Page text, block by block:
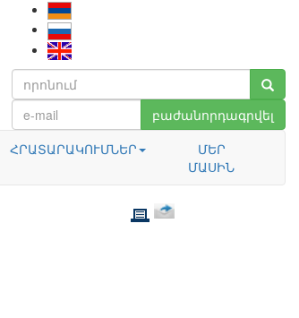
բաժանորդագրվել
ՀՐԱՏԱՐԱԿՈՒՄՆԵՐ
ՄԵՐ
ՄԱՍԻՆ